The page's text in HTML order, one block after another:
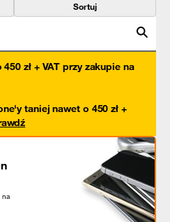
Sortuj
zł + VAT przy zakupie na
taniej nawet o 450 zł +
na